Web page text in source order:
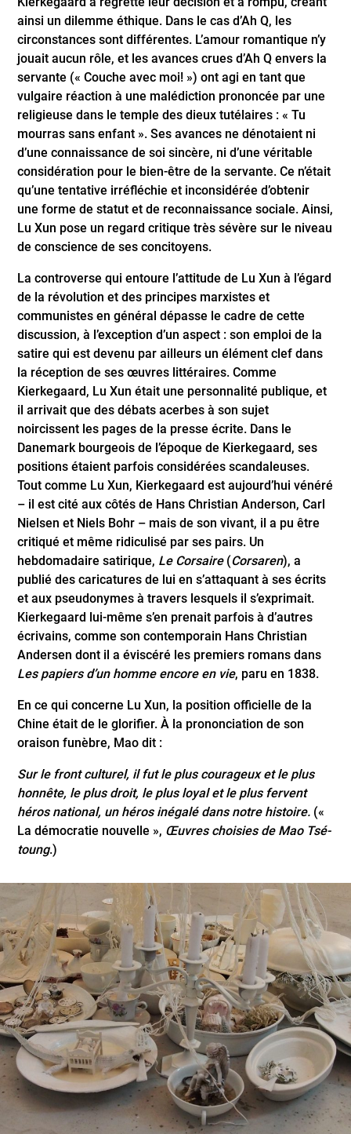
ainsi un dilemme éthique. Dans le cas d’Ah Q, les
circonstances sont différentes. L’amour romantique n’y
jouait aucun rôle, et les avances crues d’Ah Q envers la
servante (« Couche avec moi! ») ont agi en tant que
vulgaire réaction à une malédiction prononcée par une
religieuse dans le temple des dieux tutélaires : « Tu
mourras sans enfant ». Ses avances ne dénotaient ni
d’une connaissance de soi sincère, ni d’une véritable
considération pour le bien-être de la servante. Ce n’était
qu’une tentative irréfléchie et inconsidérée d’obtenir
une forme de statut et de reconnaissance sociale. Ainsi,
Lu Xun pose un regard critique très sévère sur le niveau
de conscience de ses concitoyens.
La controverse qui entoure l’attitude de Lu Xun à l’égard
de la révolution et des principes marxistes et
communistes en général dépasse le cadre de cette
discussion, à l’exception d’un aspect : son emploi de la
satire qui est devenu par ailleurs un élément clef dans
la réception de ses œuvres littéraires. Comme
Kierkegaard, Lu Xun était une personnalité publique, et
il arrivait que des débats acerbes à son sujet
noircissent les pages de la presse écrite. Dans le
Danemark bourgeois de l’époque de Kierkegaard, ses
positions étaient parfois considérées scandaleuses.
Tout comme Lu Xun, Kierkegaard est aujourd’hui vénéré
– il est cité aux côtés de Hans Christian Anderson, Carl
Nielsen et Niels Bohr – mais de son vivant, il a pu être
critiqué et même ridiculisé par ses pairs. Un
hebdomadaire satirique, Le Corsaire(Corsaren), a
publié des caricatures de lui en s’attaquant à ses écrits
et aux pseudonymes à travers lesquels il s’exprimait.
Kierkegaard lui-même s’en prenait parfois à d’autres
écrivains, comme son contemporain Hans Christian
Andersen dont il a éviscéré les premiers romans dans
Les papiers d’un homme encore en vie, paru en 1838.
En ce qui concerne Lu Xun, la position officielle de la
Chine était de le glorifier. À la prononciation de son
oraison funèbre, Mao dit :
Sur le front culturel, il fut le plus courageux et le plus
honnête, le plus droit, le plus loyal et le plus fervent
héros national, un héros inégalé dans notre histoire. («
La démocratie nouvelle », Œuvres choisies de Mao Tsé-
toung.)